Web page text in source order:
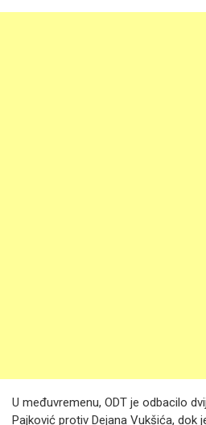
U međuvremenu, ODT je odbacilo
Pajković protiv Dejana Vukšića, dok